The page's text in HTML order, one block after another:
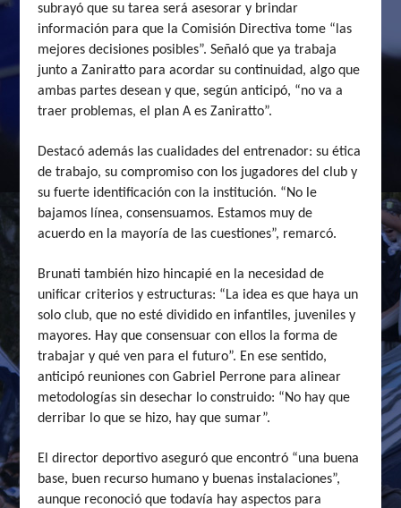
subrayó que su tarea será asesorar y brindar
información para que la Comisión Directiva tome “las
mejores decisiones posibles”. Señaló que ya trabaja
junto a Zaniratto para acordar su continuidad, algo que
ambas partes desean y que, según anticipó, “no va a
traer problemas, el plan A es Zaniratto”.
Destacó además las cualidades del entrenador: su ética
de trabajo, su compromiso con los jugadores del club y
su fuerte identificación con la institución. “No le
bajamos línea, consensuamos. Estamos muy de
acuerdo en la mayoría de las cuestiones”, remarcó.
Brunati también hizo hincapié en la necesidad de
unificar criterios y estructuras: “La idea es que haya un
solo club, que no esté dividido en infantiles, juveniles y
mayores. Hay que consensuar con ellos la forma de
trabajar y qué ven para el futuro”. En ese sentido,
anticipó reuniones con Gabriel Perrone para alinear
metodologías sin desechar lo construido: “No hay que
derribar lo que se hizo, hay que sumar”.
El director deportivo aseguró que encontró “una buena
base, buen recurso humano y buenas instalaciones”,
aunque reconoció que todavía hay aspectos para